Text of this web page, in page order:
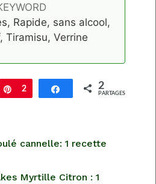
Rapide, sans alcool,
Tiramisu, Verrine
Épingle
2 Partagez2
PARTAGES
cannelle: 1 recette
Myrtille Citron : 1